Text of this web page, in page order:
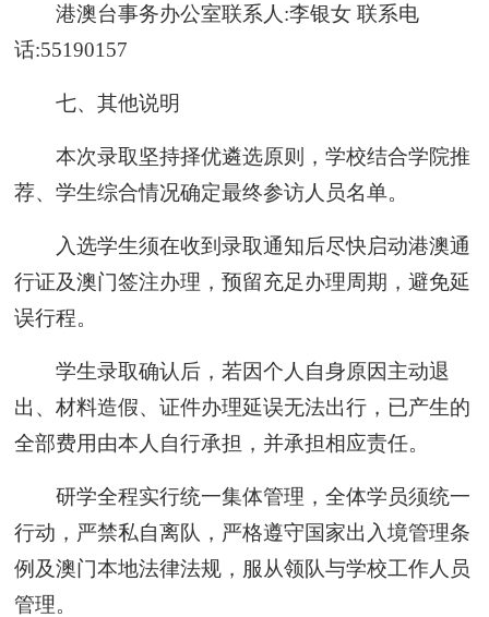
港澳台事务办公室联系人:李银女 联系电
话:55190157
七、其他说明
本次录取坚持择优遴选原则，学校结合学院推
荐、学生综合情况确定最终参访人员名单。
入选学生须在收到录取通知后尽快启动港澳通
行证及澳门签注办理，预留充足办理周期，避免延
误行程。
学生录取确认后，若因个人自身原因主动退
出、材料造假、证件办理延误无法出行，已产生的
全部费用由本人自行承担，并承担相应责任。
研学全程实行统一集体管理，全体学员须统一
行动，严禁私自离队，严格遵守国家出入境管理条
例及澳门本地法律法规，服从领队与学校工作人员
管理。